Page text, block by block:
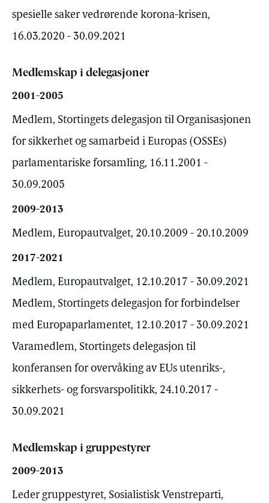
spesielle saker vedrørende korona-krisen,
16.03.2020 - 30.09.2021
Medlemskap i delegasjoner
2001-2005
Medlem, Stortingets delegasjon til Organisasjonen
for sikkerhet og samarbeid i Europas (OSSEs)
parlamentariske forsamling, 16.11.2001 -
30.09.2005
2009-2013
Medlem, Europautvalget, 20.10.2009 - 20.10.2009
2017-2021
Medlem, Europautvalget, 12.10.2017 - 30.09.2021
Medlem, Stortingets delegasjon for forbindelser
med Europaparlamentet, 12.10.2017 - 30.09.2021
Varamedlem, Stortingets delegasjon til
konferansen for overvåking av EUs utenriks-,
sikkerhets- og forsvarspolitikk, 24.10.2017 -
30.09.2021
Medlemskap i gruppestyrer
2009-2013
Leder gruppestyret, Sosialistisk Venstreparti,